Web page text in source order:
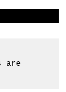
are